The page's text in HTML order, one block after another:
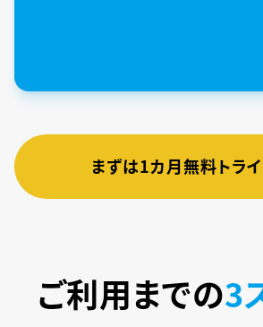
まずは1カ月無料トラ
ご利用までの3